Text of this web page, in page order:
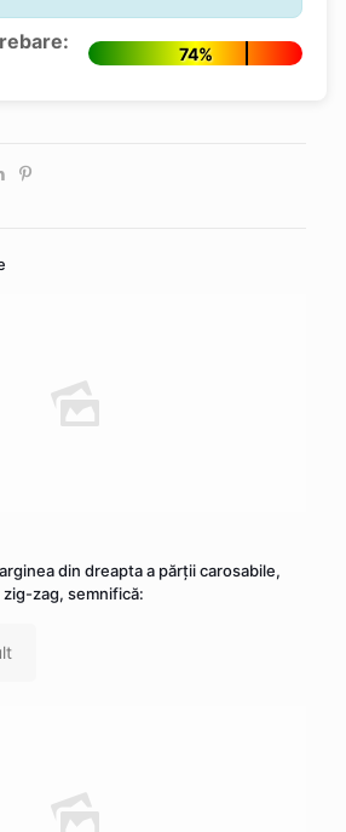
74%
din dreapta a părţii carosabile,
zag, semnifică: